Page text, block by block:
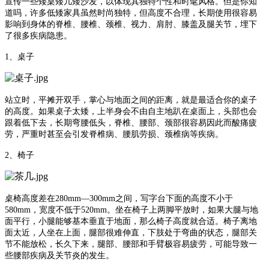
道吗，许多低矮家具虽然时尚独特，但高度不合理，长期使用很容易
影响到身体的脊椎、腰椎、颈椎、视力、肩肘、膝盖及腿关节，埋下
了很多疾病隐患。
1、桌子
站立时，平摊开双手，掌心与地面之间的距离，就是最适合你的桌子
的高度。如果桌子太矮，上半身会不由自主地趴在桌面上，头部也会
跟着低下去，长期弯腰低头，脊椎、腰部、颈部很容易因此而酸痛疲
劳，严重时甚至会引发脊椎病、腰肌劳损、颈椎病等疾病。
2、椅子
桌椅高度差在280mm—300mm之间，写字台下面的高度不小于
580mm，宽度不低于520mm。坐在椅子上两脚平放时，如果大腿与地
面平行，小腿能够基本垂直于地面，那么椅子高度就合适。椅子离地
面太近，人坐在上面，腿部很难伸直，下肢处于弯曲的状态，腿部关
节不能放松，长久下来，腿部、腰部和手臂极容易疲劳，可能导致一
些腰部疾病及关节炎的发生。